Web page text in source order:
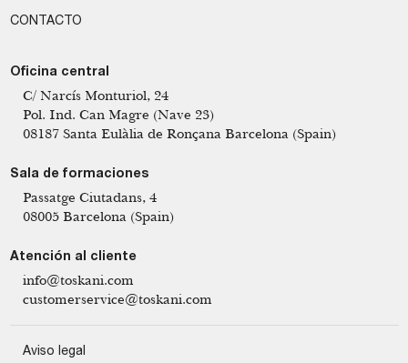
CONTACTO
Oficina central
C/ Narcís Monturiol, 24
Pol. Ind. Can Magre (Nave 23)
08187 Santa Eulàlia de Ronçana Barcelona (Spain)
Sala de formaciones
Passatge Ciutadans, 4
08005 Barcelona (Spain)
Atención al cliente
info@toskani.com
customerservice@toskani.com
Aviso legal